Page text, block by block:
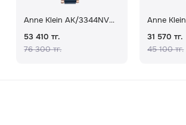
Anne Klein AK/3344NVRG
53 410 тг.
76 300 тг.
Anne
31 570 тг.
45 100 тг.